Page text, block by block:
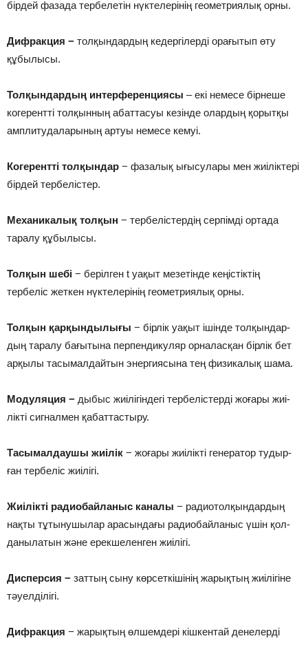
бірдей фазада тербелетін нүктелерінің геометриялық орны.
Дифракция − толқындардың кедергілерді орағытып өту
құбылысы.
Толқындардың интерференциясы ‒ екі немесе бірнеше
когерентті толқынның абаттасуы кезінде олардың қорытқы
амплитудаларының артуы немесе кемуі.
Когерентті толқындар − фазалық ығысулары мен жиіліктері
бірдей тербелістер.
Механикалық толқын − тербелістердің серпімді ортада
таралу құбылысы.
Толқын шебі − берілген t уақыт мезетінде кеңістіктің
тербеліс жеткен нүктелерінің геометриялық орны.
Тол­қын қар­қын­ды­лы­ғы − бірлік уа­қыт ішін­де тол­қын­дар­
дың та­ра­лу ба­ғы­ты­на пер­пен­дику­ляр ор­на­лас­қан бір­лік бет
ар­қы­лы та­сы­мал­дайт­ын энер­гия­сы­на тең фи­зи­ка­лық ша­ма.
Мо­ду­ля­ция − ды­быс жиі­лі­гін­де­гі тер­бе­ліс­тер­ді жо­ға­ры жиі­
лік­ті сиг­нал­мен қа­бат­тас­ты­ру.
Та­сы­мал­дау­шы жиі­лік − жо­ға­ры жиі­лік­ті ге­не­ра­тор ту­дыр­
ған тер­бе­ліс жиі­лі­гі.
Жиі­лік­ті ра­диобай­ла­ныс ка­на­лы − ра­диотол­қын­дар­дың
нақ­ты тұ­ты­ну­шы­лар ара­сын­да­ғы ра­диобай­ла­ныс үшін қол­
да­ны­ла­тын жә­не ерек­ше­лен­ген жиі­лі­гі.
Дис­пер­сия − зат­тың сы­ну көр­сет­кі­ші­нің жа­рық­тың жиі­лі­гі­не
тәу­ел­ді­лі­гі.
Диф­рак­ция − жа­рық­тың өл­шем­де­рі кіш­кен­тай де­не­лер­ді